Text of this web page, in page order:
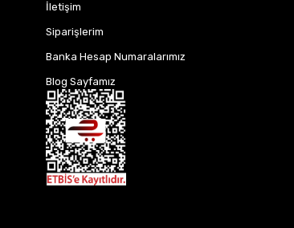
İletişim
Siparişlerim
Banka Hesap Numaralarımız
Blog Sayfamız